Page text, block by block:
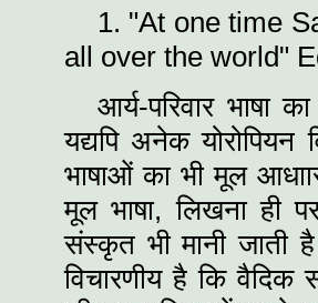
1. "At one time
all over the world"
आर्य-परिवार
यद्यपि अनेक योरोपियन
भाषाओं का भी मूल
मूल भाषा, लिखना ही
संस्कृत भी मानी जाती
विचारणीय है कि वैदिक